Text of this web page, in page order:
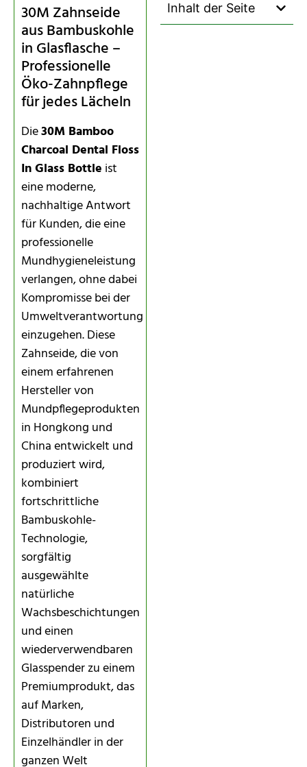
30M Zahnseide
aus Bambuskohle
in Glasflasche –
Professionelle
Öko-Zahnpflege
für jedes Lächeln
Die30M Bamboo
Charcoal Dental Floss
In Glass Bottle ist
eine moderne,
nachhaltige Antwort
für Kunden, die eine
professionelle
Mundhygieneleistung
verlangen, ohne dabei
Kompromisse bei der
Umweltverantwortung
einzugehen. Diese
Zahnseide, die von
einem erfahrenen
Hersteller von
Mundpflegeprodukten
in Hongkong und
China entwickelt und
produziert wird,
kombiniert
fortschrittliche
Bambuskohle-
Technologie,
sorgfältig
ausgewählte
natürliche
Wachsbeschichtungen
und einen
wiederverwendbaren
Glasspender zu einem
Premiumprodukt, das
auf Marken,
Distributoren und
Einzelhändler in der
ganzen Welt
Inhalt der Seite